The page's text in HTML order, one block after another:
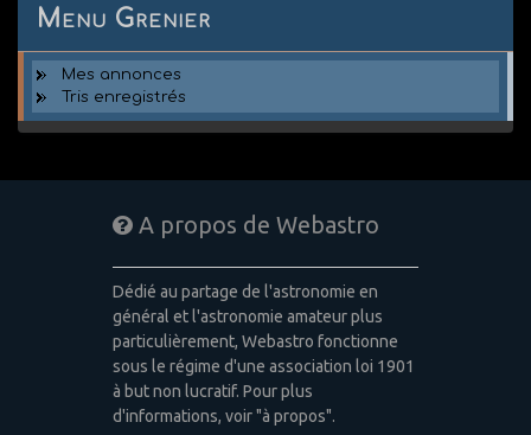
Menu Grenier
Mes annonces
Tris enregistrés
A propos de Webastro
Dédié au partage de l'astronomie en
général et l'astronomie amateur plus
particulièrement, Webastro fonctionne
sous le régime d'une association loi 1901
à but non lucratif. Pour plus
d'informations, voir "à propos".